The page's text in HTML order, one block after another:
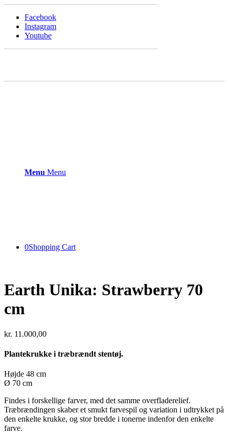
Facebook
Instagram
Youtube
Menu Menu
0Shopping Cart
Earth Unika: Strawberry 70
cm
kr. 11.000,00
Plantekrukke i træbrændt stentøj.
Højde 48 cm
Ø 70 cm
Findes i forskellige farver, med det samme overfladerelief.
Træbrændingen skaber et smukt farvespil og variation i udtrykket på
den enkelte krukke, og stor bredde i tonerne indenfor den enkelte
farve.